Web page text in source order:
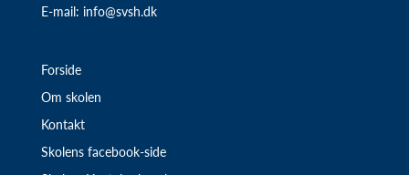
E-mail: info@svsh.dk
Forside
Om skolen
Kontakt
Skolens facebook-side